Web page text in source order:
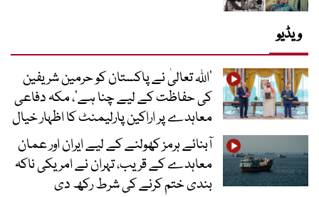
ویڈیو
’اللہ تعالیٰ نے پاکستان کو حرمین شریفین
کی حفاظت کے لیے چنا ہے‘، مکہ دفاعی
معاہدے پر اراکین پارلیمنٹ کا اظہار خیال
آبنائے ہرمز کھولنے کے لیے ایران اور عمان
معاہدے کے قریب، تہران نے امریکی ناکہ
بندی ختم کرنے کی شرط رکھ دی